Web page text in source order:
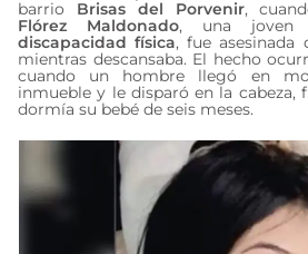
barrio Brisas del Porvenir,
Flórez Maldonado, una
discapacidad física, fue asesinada
mientras descansaba. El hecho
cuando un hombre llegó en
inmueble y le disparó en la cabeza,
dormía su bebé de seis meses.